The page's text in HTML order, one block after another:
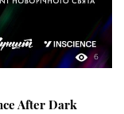
6
After Dark